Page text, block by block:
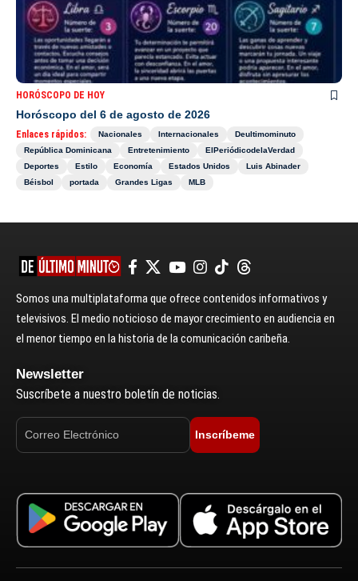
HORÓSCOPO DE HOY
Horóscopo del 6 de agosto de 2026
Enlaces rápidos: Nacionales Internacionales
Deultimominuto
República Dominicana
Entretenimiento
ElPeriódicodelaVerdad
Deportes
Estilo Economía Estados Unidos
Luis Abinader
Béisbol
portada Grandes Ligas MLB
Somos una multiplataforma que ofrece contenidos informativos y
televisivos. El medio noticioso de mayor crecimiento en audiencia en
el menor tiempo en la historia de la comunicación caribeña.
Newsletter
Suscríbete a nuestro boletín de noticias.
Inscríbeme